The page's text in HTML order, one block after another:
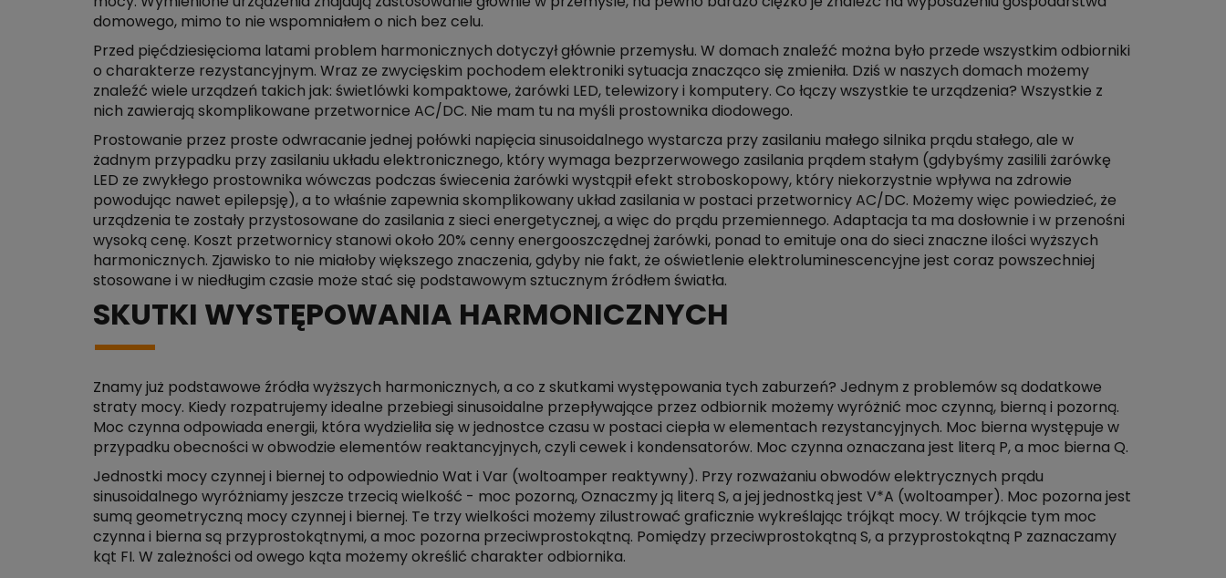
domowego, mimo to nie wspomniałem o nich bez celu.
Przed pięćdziesięcioma latami problem harmonicznych dotyczył głównie przemysłu. W domach znaleźć można było przede wszystkim odbiorniki
o charakterze rezystancyjnym. Wraz ze zwycięskim pochodem elektroniki sytuacja znacząco się zmieniła. Dziś w naszych domach możemy
znaleźć wiele urządzeń takich jak: świetlówki kompaktowe, żarówki LED, telewizory i komputery. Co łączy wszystkie te urządzenia? Wszystkie z
nich zawierają skomplikowane przetwornice AC/DC. Nie mam tu na myśli prostownika diodowego.
Prostowanie przez proste odwracanie jednej połówki napięcia sinusoidalnego wystarcza przy zasilaniu małego silnika prądu stałego, ale w
żadnym przypadku przy zasilaniu układu elektronicznego, który wymaga bezprzerwowego zasilania prądem stałym (gdybyśmy zasilili żarówkę
LED ze zwykłego prostownika wówczas podczas świecenia żarówki wystąpił efekt stroboskopowy, który niekorzystnie wpływa na zdrowie
powodując nawet epilepsję), a to właśnie zapewnia skomplikowany układ zasilania w postaci przetwornicy AC/DC. Możemy więc powiedzieć, że
urządzenia te zostały przystosowane do zasilania z sieci energetycznej, a więc do prądu przemiennego. Adaptacja ta ma dosłownie i w przenośni
wysoką cenę. Koszt przetwornicy stanowi około 20% cenny energooszczędnej żarówki, ponad to emituje ona do sieci znaczne ilości wyższych
harmonicznych. Zjawisko to nie miałoby większego znaczenia, gdyby nie fakt, że oświetlenie elektroluminescencyjne jest coraz powszechniej
stosowane i w niedługim czasie może stać się podstawowym sztucznym źródłem światła.
SKUTKI WYSTĘPOWANIA HARMONICZNYCH
Znamy już podstawowe źródła wyższych harmonicznych, a co z skutkami występowania tych zaburzeń? Jednym z problemów są dodatkowe
straty mocy. Kiedy rozpatrujemy idealne przebiegi sinusoidalne przepływające przez odbiornik możemy wyróżnić moc czynną, bierną i pozorną.
Moc czynna odpowiada energii, która wydzieliła się w jednostce czasu w postaci ciepła w elementach rezystancyjnych. Moc bierna występuje w
przypadku obecności w obwodzie elementów reaktancyjnych, czyli cewek i kondensatorów. Moc czynna oznaczana jest literą P, a moc bierna Q.
Jednostki mocy czynnej i biernej to odpowiednio Wat i Var (woltoamper reaktywny). Przy rozważaniu obwodów elektrycznych prądu
sinusoidalnego wyróżniamy jeszcze trzecią wielkość - moc pozorną, Oznaczmy ją literą S, a jej jednostką jest V*A (woltoamper). Moc pozorna jest
sumą geometryczną mocy czynnej i biernej. Te trzy wielkości możemy zilustrować graficznie wykreślając trójkąt mocy. W trójkącie tym moc
czynna i bierna są przyprostokątnymi, a moc pozorna przeciwprostokątną. Pomiędzy przeciwprostokątną S, a przyprostokątną P zaznaczamy
kąt FI. W zależności od owego kąta możemy określić charakter odbiornika.